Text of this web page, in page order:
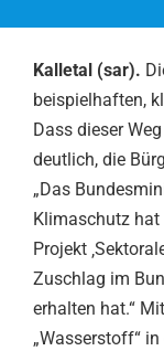
Kalletal (sar).
beispielhaften,
Dass dieser
deutlich, die
„Das
Klimaschutz
Projekt
Zuschlag im
erhalten hat.“
„Wasserstoff“